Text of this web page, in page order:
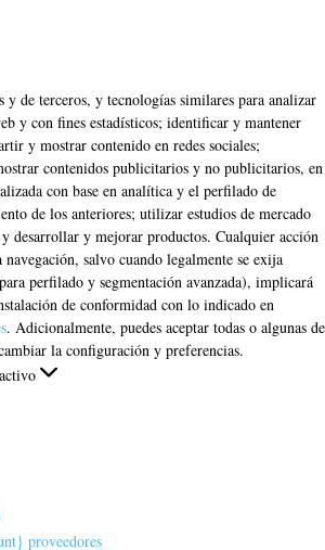
de terceros, y tecnologías similares para analizar
y con fines estadísticos; identificar y mantener
y mostrar contenido en redes sociales;
contenidos publicitarios y no publicitarios, en
con base en analítica y el perfilado de
de los anteriores; utilizar estudios de mercado
desarrollar y mejorar productos. Cualquier acción
salvo cuando legalmente se exija
perfilado y segmentación avanzada), implicará
de conformidad con lo indicado en
. Adicionalmente, puedes aceptar todas o algunas de
la configuración y preferencias.
proveedores